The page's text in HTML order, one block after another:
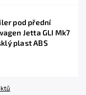
pod přední
Jetta GLI Mk7
plast ABS